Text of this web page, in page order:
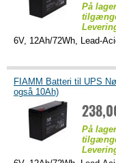
På
6V, 12Ah/72Wh, Lead-
FIAMM Batteri til UPS
også 10Ah)
På